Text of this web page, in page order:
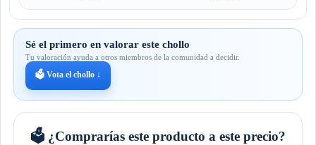
Sé el primero en valorar este chollo
Tu valoración ayuda a otros miembros de la comunidad a decidir.
🗳️ Vota el chollo ↓
🗳️ ¿Comprarías este producto a este precio?